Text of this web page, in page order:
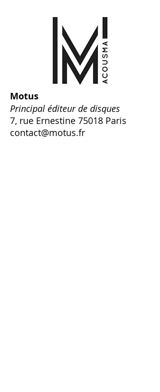
Motus
Principal éditeur de disques
7, rue Ernestine 75018 Paris
contact@motus.fr